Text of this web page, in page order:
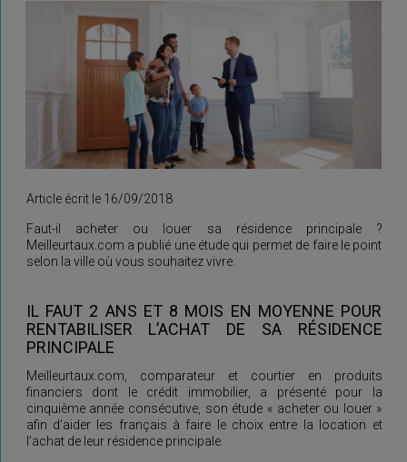
Article écrit le 16/09/2018
Faut-il acheter ou louer sa résidence principale ?
Meilleurtaux.com a publié une étude qui permet de faire le point
selon la ville où vous souhaitez vivre.
IL FAUT 2 ANS ET 8 MOIS EN MOYENNE POUR
RENTABILISER L’ACHAT DE SA RÉSIDENCE
PRINCIPALE
Meilleurtaux.com, comparateur et courtier en produits
financiers dont le crédit immobilier, a présenté pour la
cinquième année consécutive, son étude « acheter ou louer »
afin d’aider les français à faire le choix entre la location et
l’achat de leur résidence principale.